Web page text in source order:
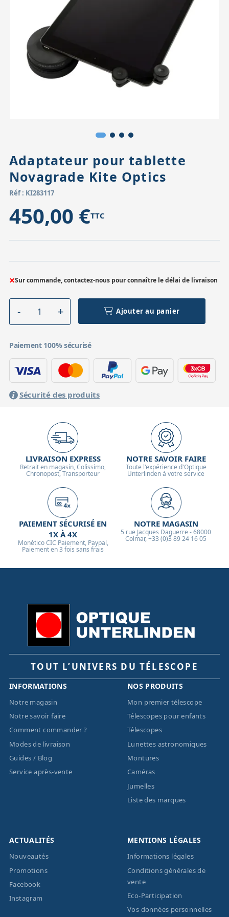
Accessoires pour montures
Têtes
Pièces détachées
Adaptateur pour tablette
Novagrade Kite Optics
Réf : KI283117
450,00 €TTC
×Sur commande, contactez-nous pour connaître le délai de livraison
Ajouter au panier
Paiement 100% sécurisé
Sécurité des produits
LIVRAISON EXPRESS
Retrait en magasin, Colissimo,
Chronopost, Transporteur
NOTRE SAVOIR FAIRE
Toute l'expérience d'Optique
Unterlinden à votre service
PAIEMENT SÉCURISÉ EN
1X À 4X
Monético CIC Paiement, Paypal,
Paiement en 3 fois sans frais
NOTRE MAGASIN
5 rue Jacques Daguerre - 68000
Colmar, +33 (0)3 89 24 16 05
TOUT L’UNIVERS DU TÉLESCOPE
INFORMATIONS
Notre magasin
Notre savoir faire
Comment commander ?
Modes de livraison
Guides / Blog
Service après-vente
NOS PRODUITS
Mon premier télescope
Télescopes pour enfants
Télescopes
Lunettes astronomiques
Montures
Caméras
Jumelles
Liste des marques
ACTUALITÉS
Nouveautés
Promotions
Facebook
Instagram
MENTIONS LÉGALES
Informations légales
Conditions générales de
vente
Eco-Participation
Vos données personnelles